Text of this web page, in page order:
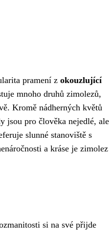
pramení z okouzlující
mnoho druhů zimolezů,
Kromě nádherných květů
jsou pro člověka nejedlé, ale
slunné stanoviště s
a kráse je zimolez
si na své přijde